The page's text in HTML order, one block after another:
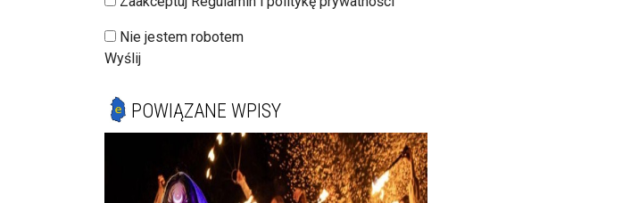
Nie jestem robotem
Wyślij
POWIĄZANE WPISY